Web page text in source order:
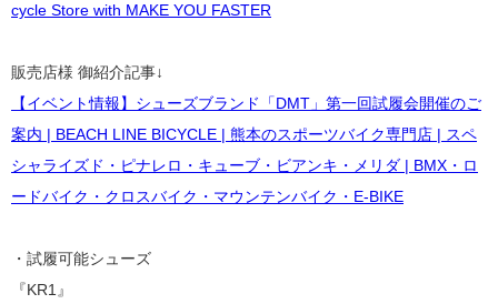
cycle Store with MAKE YOU FASTER
販売店様 御紹介記事↓
【イベント情報】シューズブランド「DMT」第一回試履会開催のご
案内 | BEACH LINE BICYCLE | 熊本のスポーツバイク専門店 | スペ
シャライズド・ピナレロ・キューブ・ビアンキ・メリダ | BMX・ロ
ードバイク・クロスバイク・マウンテンバイク・E-BIKE
・試履可能シューズ
『KR1』